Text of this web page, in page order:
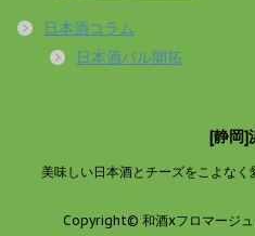
日本酒コラム
日本酒バル開拓
[静岡]
美味しい日本酒とチーズをこよな
Copyright© 和酒xフロマージ